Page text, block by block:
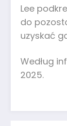
Lee
do
uzyskać
Według
2025.